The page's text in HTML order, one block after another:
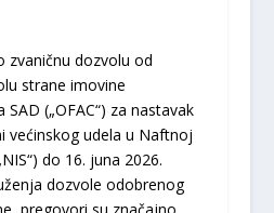
zvaničnu dozvolu od
strane imovine
(„OFAC“) za nastavak
većinskog udela u Naftnoj
do 16. juna 2026.
dozvole odobrenog